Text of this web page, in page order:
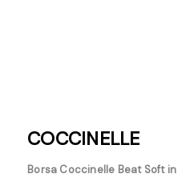
COCCINELLE
Borsa Coccinelle Beat Soft